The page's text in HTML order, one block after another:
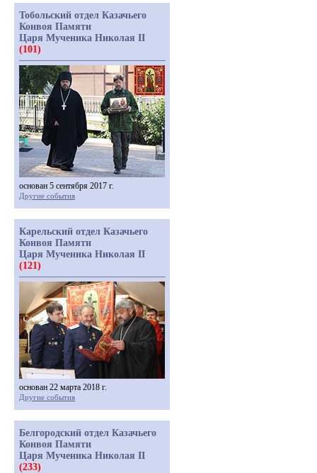
Тобольский отдел Казачьего
Конвоя Памяти
Царя Мученика Николая II
(101)
основан 5 сентября 2017 г.
Другие события
Карельский отдел Казачьего
Конвоя Памяти
Царя Мученика Николая II
(121)
основан 22 марта 2018 г.
Другие события
Белгородский отдел Казачьего
Конвоя Памяти
Царя Мученика Николая II
(233)